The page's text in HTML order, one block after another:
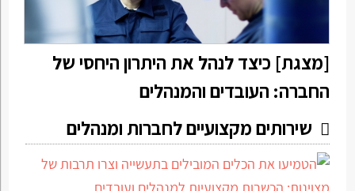
[מצגת] כיצד לנהל את היתרון היחסי של
החברה: העובדים והמנהלים
שירותים מקצועיים לחברות ומנהלים